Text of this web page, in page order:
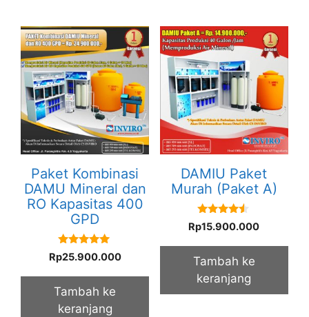
Paket Kombinasi
DAMU Mineral dan
RO Kapasitas 400
GPD
5.00
out of 5
Rp25.900.000
Tambah ke
keranjang
DAMIU Paket
Murah (Paket A)
4.33
out of 5
Rp15.900.000
Tambah ke
keranjang